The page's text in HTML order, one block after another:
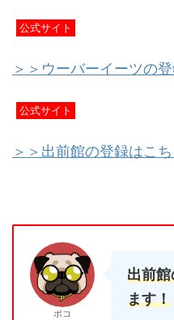
公式サイト
＞＞ウーバーイーツの
公式サイト
＞＞出前館の登録はこち
ポコ
出前
ます！